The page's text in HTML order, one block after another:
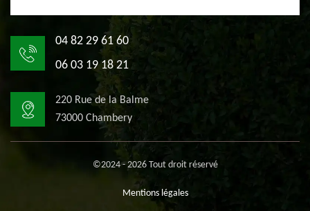
04 82 29 61 60
06 03 19 18 21
220 Rue de la Balme
73000 Chambery
©2024 - 2026 Tout droit réservé
Mentions légales